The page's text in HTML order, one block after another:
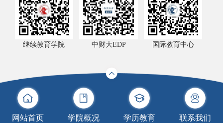
继续教育学院 中财大EDP 国际教育中心
网站首页 学院概况 学历教育 联系我们